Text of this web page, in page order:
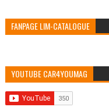
FANPAGE LIM-CATALOGUE
YOUTUBE CAR4YOUMAG